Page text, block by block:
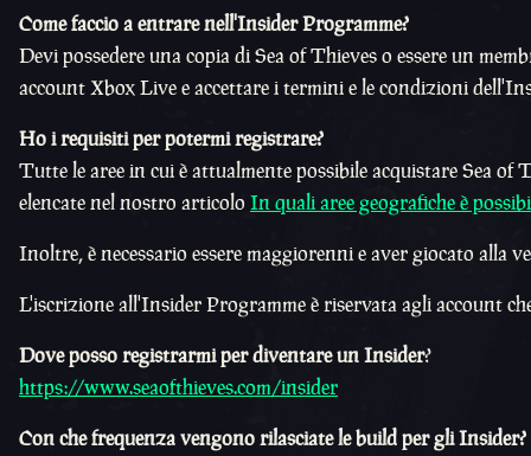
Come faccio a entrare nell'Insider Programme?
Devi possedere una copia di Sea of Thieves o essere un
account Xbox Live e accettare i termini e le condizioni
Ho i requisiti per potermi registrare?
Tutte le aree in cui è attualmente possibile acquistare Sea
elencate nel nostro articolo In quali aree geografiche è
Inoltre, è necessario essere maggiorenni e aver giocato alla
L'iscrizione all'Insider Programme è riservata agli account
Dove posso registrarmi per diventare un Insider?
https://www.seaofthieves.com/insider
Con che frequenza vengono rilasciate le build per gli Insider?